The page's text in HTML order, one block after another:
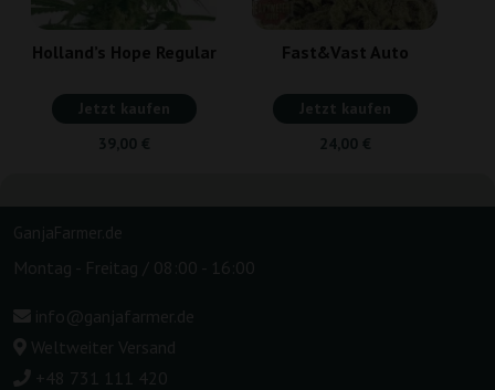
Holland’s Hope Regular
Jetzt kaufen
39,00 €
Fast&Vast Auto
Jetzt kaufen
24,00 €
GanjaFarmer.de
Montag - Freitag / 08:00 - 16:00
info@ganjafarmer.de
Weltweiter Versand
+48 731 111 420